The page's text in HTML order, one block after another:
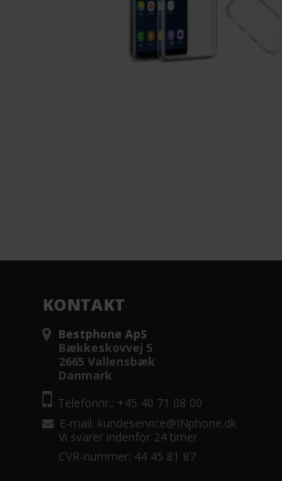
KONTAKT
Bestphone ApS
Bækkeskovvej 5
2665 Vallensbæk
Danmark
Telefonnr.: +45 40 71 08 00
E-mail: kundeservice@INphone.dk
Vi svarer indenfor 24 timer
CVR-nummer: 44 45 81 87